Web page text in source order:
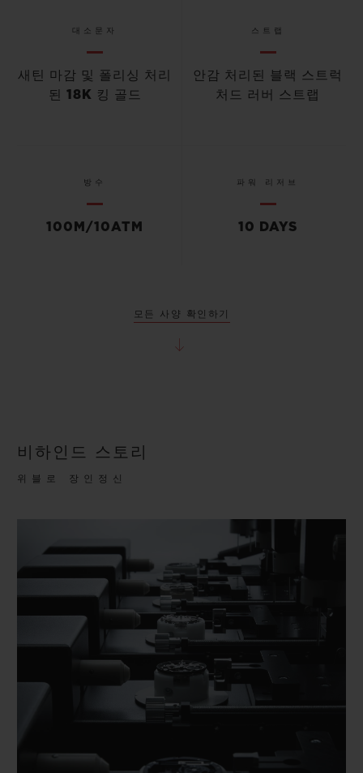
대소문자
새틴 마감 및 폴리싱 처리
된 18K 킹 골드
스트랩
안감 처리된 블랙 스트럭
처드 러버 스트랩
방수
100M/10ATM
파워 리저브
10 DAYS
모든 사양 확인하기
비하인드 스토리
위블로 장인정신